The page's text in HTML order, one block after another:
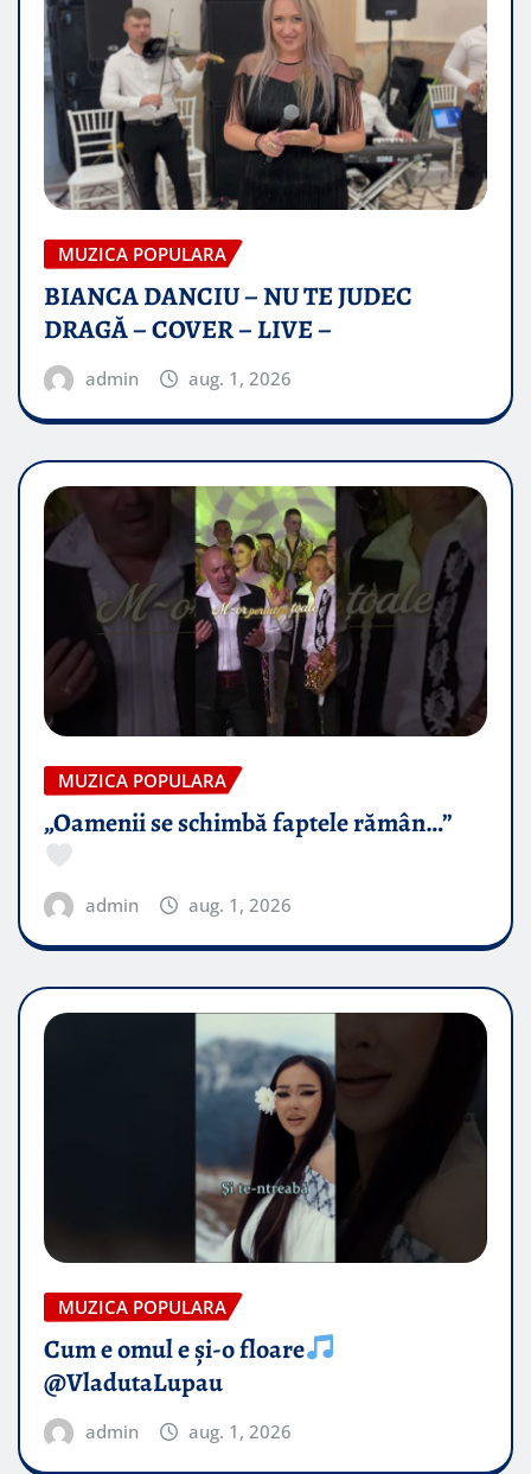
MUZICA POPULARA
BIANCA DANCIU – NU TE JUDEC
DRAGĂ – COVER – LIVE –
admin aug. 1, 2026
MUZICA POPULARA
„Oamenii se schimbă faptele rămân…”
admin aug. 1, 2026
MUZICA POPULARA
Cum e omul e și-o floare
@VladutaLupau
admin aug. 1, 2026